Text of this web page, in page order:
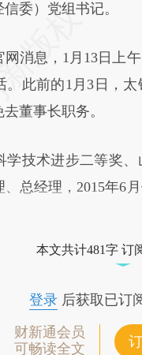
委）党组书记。
息，1月13日上午
。此前的1月3日，
董事长职务。
技术进步二等奖、
总经理，2015年6
本文共计481字 订
登录后获取已订
财新通会员
可畅读全文